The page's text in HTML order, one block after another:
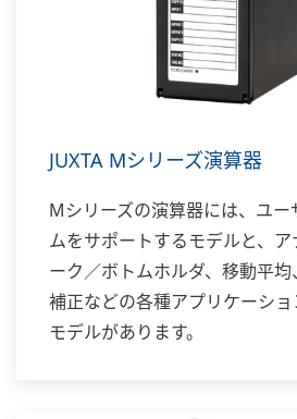
JUXTA Mシリーズ演算器
Mシリーズの演算器には、ユー
ムをサポートするモデルと、
ーク／ボトムホルダ、移動平
補正などの各種アプリケーシ
モデルがあります。